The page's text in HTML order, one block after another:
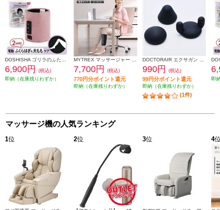
6,900円
(税込)
即納（在庫残りわずか）
7,700円 (税込)
770円分ポイント還元
即納（在庫残りわずか）
990円 (税込)
99円分ポイント還元
即納（在庫残りわずか）
(1件)
即
マッサージ機の人気ランキング
1位 2位 3位 4